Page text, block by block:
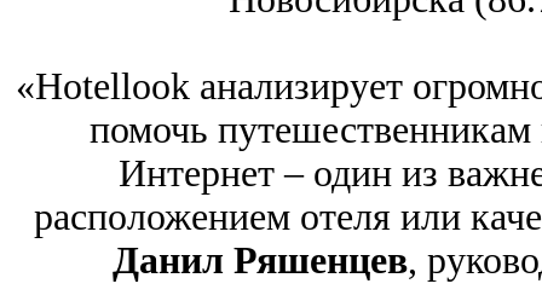
«Hotellook анализирует
помочь
Интернет ‒ один из
расположением отеля или
Данил Ряшенцев,